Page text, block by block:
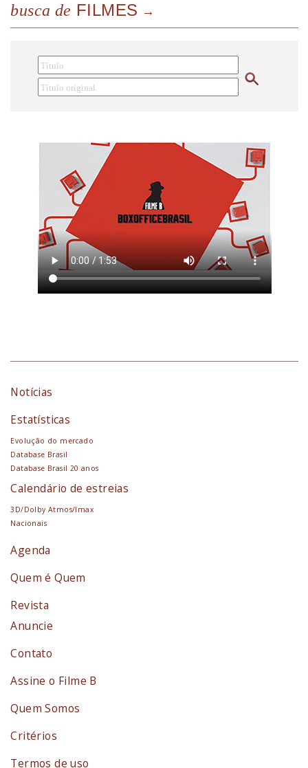
busca de FILMES
Notícias
Estatísticas
Evolução do mercado
Database Brasil
Database Brasil 20 anos
Calendário de estreias
3D/Dolby Atmos/Imax
Nacionais
Agenda
Quem é Quem
Revista
Anuncie
Contato
Assine o Filme B
Quem Somos
Critérios
Termos de uso